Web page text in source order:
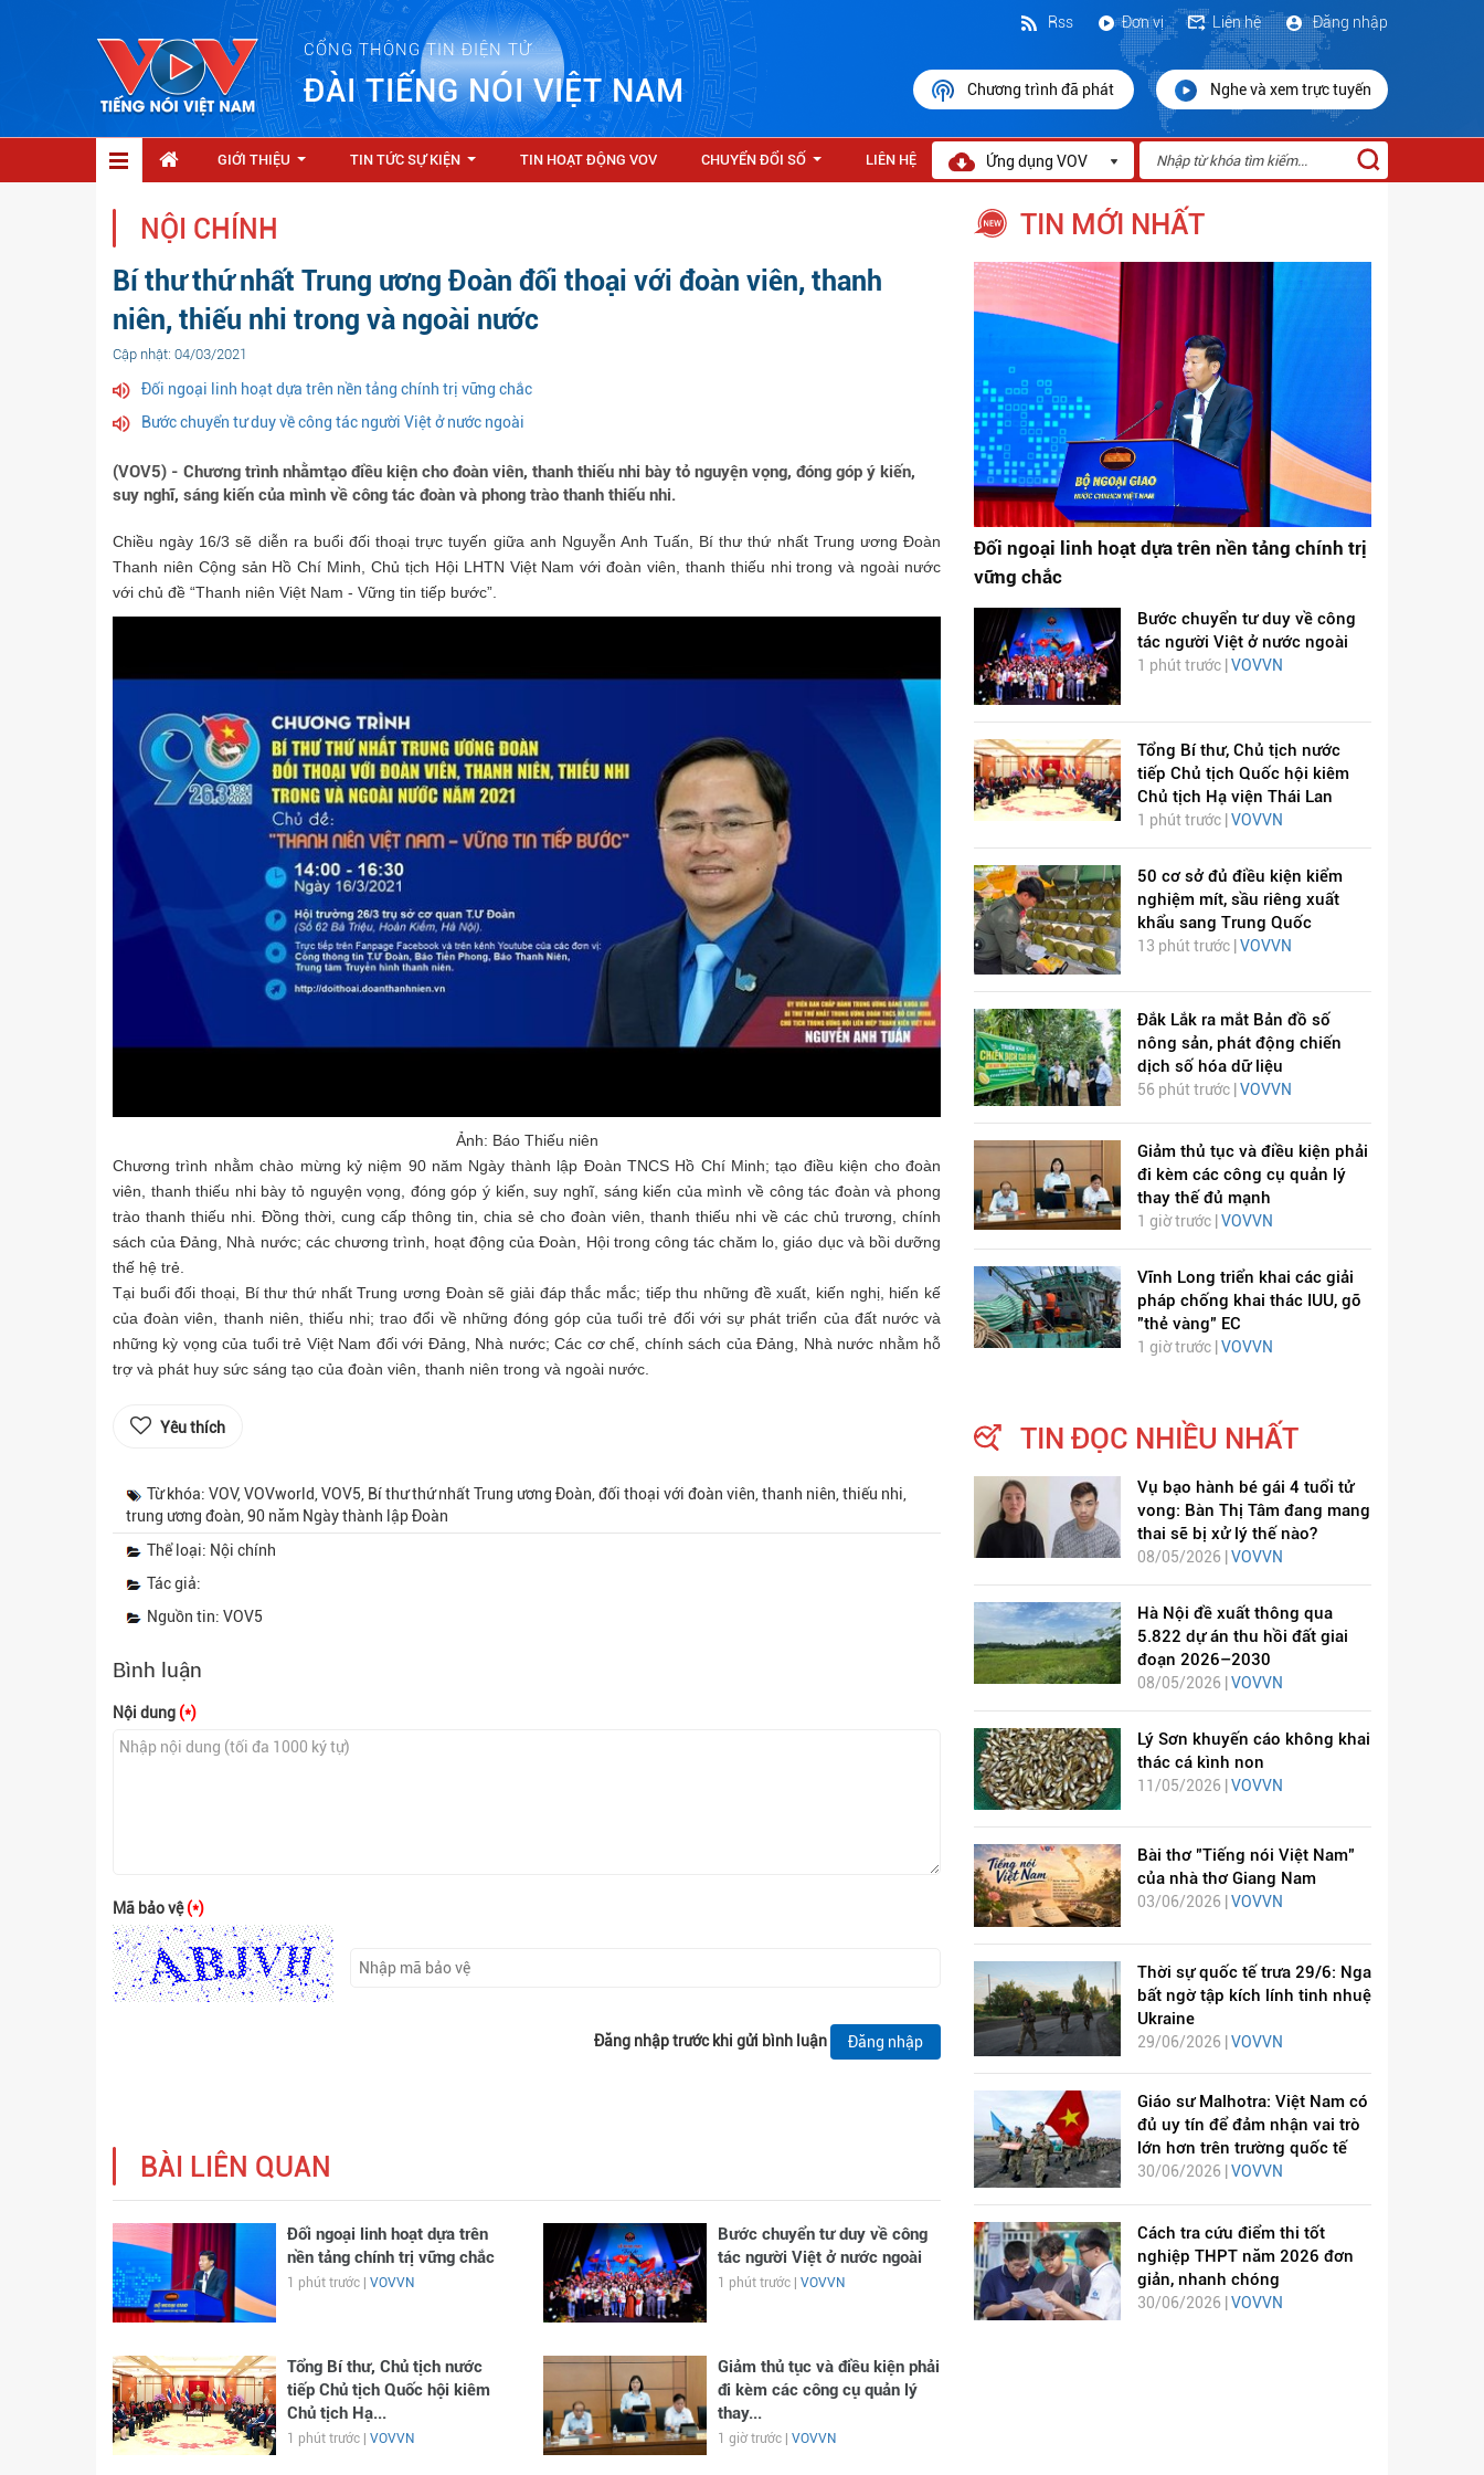
CỔNG THÔNG TIN ĐIỆN TỬ
ĐÀI TIẾNG NÓI VIỆT NAM
Đăng nhập
Liên hệ
Đơn vị
Rss
Chương trình đã phát Nghe và xem trực tuyến
GIỚI THIỆU TIN TỨC SỰ KIỆN TIN HOẠT ĐỘNG VOV CHUYỂN ĐỔI SỐ LIÊN HỆ Ứng dụng VOV
NỘI CHÍNH
Bí thư thứ nhất Trung ương Đoàn đối thoại với đoàn viên, thanh
niên, thiếu nhi trong và ngoài nước
Cập nhật: 04/03/2021
Đối ngoại linh hoạt dựa trên nền tảng chính trị vững chắc
Bước chuyển tư duy về công tác người Việt ở nước ngoài
(VOV5) - Chương trình nhằmtạo điều kiện cho đoàn viên, thanh thiếu nhi bày tỏ nguyện vọng, đóng góp ý kiến,
suy nghĩ, sáng kiến của mình về công tác đoàn và phong trào thanh thiếu nhi.
Chiều ngày 16/3 sẽ diễn ra buổi đối thoại trực tuyến giữa anh Nguyễn Anh Tuấn, Bí thư thứ nhất Trung ương Đoàn
Thanh niên Cộng sản Hồ Chí Minh, Chủ tịch Hội LHTN Việt Nam với đoàn viên, thanh thiếu nhi trong và ngoài nước
với chủ đề “Thanh niên Việt Nam - Vững tin tiếp bước”.
Ảnh: Báo Thiếu niên
Chương trình nhằm chào mừng kỷ niệm 90 năm Ngày thành lập Đoàn TNCS Hồ Chí Minh; tạo điều kiện cho đoàn
viên, thanh thiếu nhi bày tỏ nguyện vọng, đóng góp ý kiến, suy nghĩ, sáng kiến của mình về công tác đoàn và phong
trào thanh thiếu nhi. Đồng thời, cung cấp thông tin, chia sẻ cho đoàn viên, thanh thiếu nhi về các chủ trương, chính
sách của Đảng, Nhà nước; các chương trình, hoạt động của Đoàn, Hội trong công tác chăm lo, giáo dục và bồi dưỡng
thế hệ trẻ.
Tại buổi đối thoại, Bí thư thứ nhất Trung ương Đoàn sẽ giải đáp thắc mắc; tiếp thu những đề xuất, kiến nghị, hiến kế
của đoàn viên, thanh niên, thiếu nhi; trao đổi về những đóng góp của tuổi trẻ đối với sự phát triển của đất nước và
những kỳ vọng của tuổi trẻ Việt Nam đối với Đảng, Nhà nước; Các cơ chế, chính sách của Đảng, Nhà nước nhằm hỗ
trợ và phát huy sức sáng tạo của đoàn viên, thanh niên trong và ngoài nước.
Yêu thích
Từ khóa: VOV, VOVworld, VOV5, Bí thư thứ nhất Trung ương Đoàn, đối thoại với đoàn viên, thanh niên, thiếu nhi,
trung ương đoàn, 90 năm Ngày thành lập Đoàn
Thể loại: Nội chính
Tác giả:
Nguồn tin: VOV5
Bình luận
Nội dung (*)
Mã bảo vệ(*)
Đăng nhập trước khi gửi bình luận Đăng nhập
BÀI LIÊN QUAN
Đối ngoại linh hoạt dựa trên
nền tảng chính trị vững chắc
1 phút trước | VOVVN
Bước chuyển tư duy về công
tác người Việt ở nước ngoài
1 phút trước | VOVVN
Tổng Bí thư, Chủ tịch nước
tiếp Chủ tịch Quốc hội kiêm
Chủ tịch Hạ...
1 phút trước | VOVVN
Giảm thủ tục và điều kiện phải
đi kèm các công cụ quản lý
thay...
1 giờ trước | VOVVN
TIN MỚI NHẤT
Đối ngoại linh hoạt dựa trên nền tảng chính trị
vững chắc
Bước chuyển tư duy về công
tác người Việt ở nước ngoài
1 phút trước | VOVVN
Tổng Bí thư, Chủ tịch nước
tiếp Chủ tịch Quốc hội kiêm
Chủ tịch Hạ viện Thái Lan
1 phút trước | VOVVN
50 cơ sở đủ điều kiện kiểm
nghiệm mít, sầu riêng xuất
khẩu sang Trung Quốc
13 phút trước | VOVVN
Đắk Lắk ra mắt Bản đồ số
nông sản, phát động chiến
dịch số hóa dữ liệu
56 phút trước | VOVVN
Giảm thủ tục và điều kiện phải
đi kèm các công cụ quản lý
thay thế đủ mạnh
1 giờ trước | VOVVN
Vĩnh Long triển khai các giải
pháp chống khai thác IUU, gỡ
"thẻ vàng" EC
1 giờ trước | VOVVN
TIN ĐỌC NHIỀU NHẤT
Vụ bạo hành bé gái 4 tuổi tử
vong: Bàn Thị Tâm đang mang
thai sẽ bị xử lý thế nào?
08/05/2026 | VOVVN
Hà Nội đề xuất thông qua
5.822 dự án thu hồi đất giai
đoạn 2026–2030
08/05/2026 | VOVVN
Lý Sơn khuyến cáo không khai
thác cá kình non
11/05/2026 | VOVVN
Bài thơ "Tiếng nói Việt Nam"
của nhà thơ Giang Nam
03/06/2026 | VOVVN
Thời sự quốc tế trưa 29/6: Nga
bất ngờ tập kích lính tinh nhuệ
Ukraine
29/06/2026 |VOVVN
Giáo sư Malhotra: Việt Nam có
đủ uy tín để đảm nhận vai trò
lớn hơn trên trường quốc tế
30/06/2026 | VOVVN
Cách tra cứu điểm thi tốt
nghiệp THPT năm 2026 đơn
giản, nhanh chóng
30/06/2026 | VOVVN